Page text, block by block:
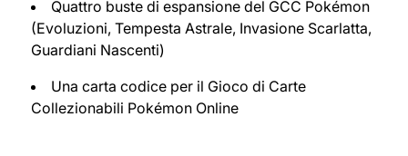
Quattro buste di espansione del GCC Pokémon
(Evoluzioni, Tempesta Astrale, Invasione Scarlatta,
Guardiani Nascenti)
Una carta codice per il Gioco di Carte
Collezionabili Pokémon Online